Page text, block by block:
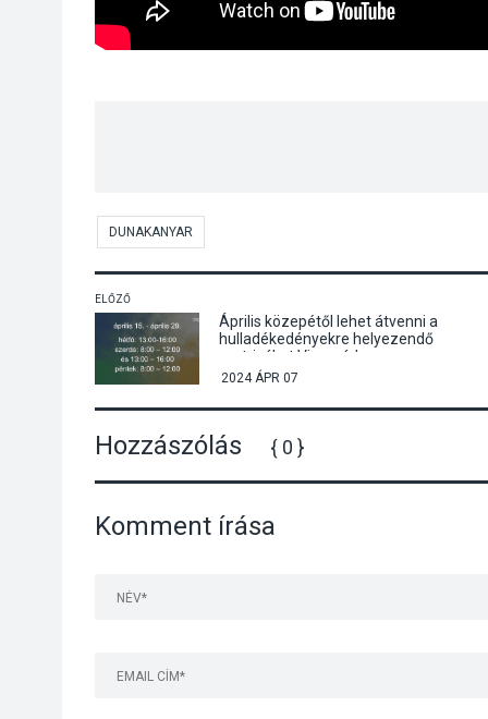
DUNAKANYAR
ELŐZŐ
Április közepétől lehet átvenni a
hulladékedényekre helyezendő
matricákat Visegrádon
2024 ÁPR 07
Hozzászólás { 0 }
Komment írása